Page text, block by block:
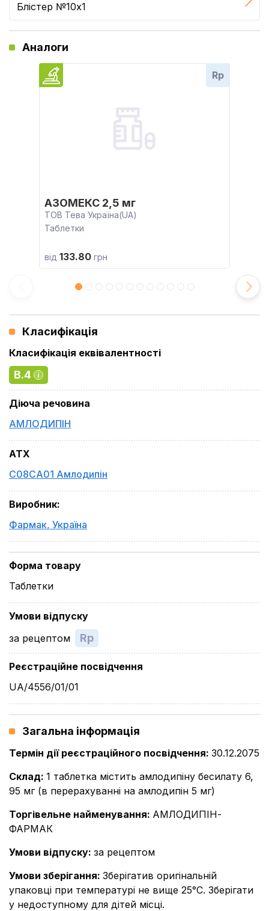
Блістер №10x1
Аналоги
Rp
АЗОМЕКС 2,5 мг
ТОВ Тева Україна(UA)
Таблетки
від 133.80 грн
Класифікація
Класифікація еквівалентності
B.4
Діюча речовина
АМЛОДИПІН
ATX
C08CA01 Амлодипін
Виробник:
Фармак, Україна
Форма товару
Таблетки
Умови відпуску
за рецептом
Rp
Реєстраційне посвідчення
UA/4556/01/01
Загальна інформація
Термін дії реєстраційного посвідчення: 30.12.2075
Склад: 1 таблетка містить амлодипіну бесилату 6,
95 мг (в перерахуванні на амлодипін 5 мг)
Торгівельне найменування: АМЛОДИПІН-
ФАРМАК
Умови відпуску: за рецептом
Умови зберігання: Зберігатив оригінальній
упаковці при температурі не вище 25°С. Зберігати
у недоступному для дітей місці.